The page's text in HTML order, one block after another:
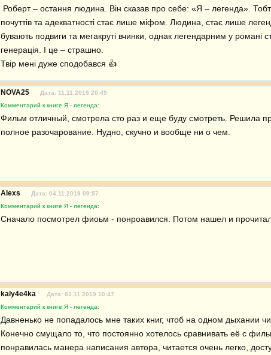
почуттів та адекватності стає лише міфом. Людина, стає лише
бувають подвиги та мегакруті вчинки, однак легендарним у романі
генерація. І це – страшно.
Твір мені дуже сподобався 👍
NOVA25
Дата: 11.11.2019 20:49
Комментарий к книге Я - легенда:
Фильм отличный, смотрела сто раз и еще буду смотреть. Решила
полное разочарование. Нудно, скучно и вообще ни о чем.
Alexs
Дата: 04.11.2019 09:57
Комментарий к книге Я - легенда:
Сначало посмотрел фиоьм - понроавился. Потом нашел и прочитал
kaly4e4ka
Дата: 03.11.2019 10:47
Комментарий к книге Я - легенда:
Давненько не попадалось мне таких книг, чтоб на одном дыхании
Конечно смущало то, что постоянно хотелось сравнивать её с
понравилась манера написания автора, читается очень легко,